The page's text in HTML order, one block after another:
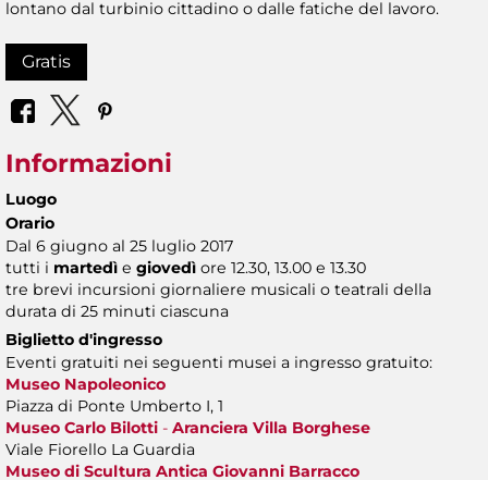
lontano dal turbinio cittadino o dalle fatiche del lavoro.
Gratis
Informazioni
Luogo
Orario
Dal 6 giugno al 25 luglio 2017
tutti i martedì e giovedì ore 12.30, 13.00 e 13.30
tre brevi incursioni giornaliere musicali o teatrali della
durata di 25 minuti ciascuna
Biglietto d'ingresso
Eventi gratuiti nei seguenti musei a ingresso gratuito:
Museo Napoleonico
Piazza di Ponte Umberto I, 1
Museo Carlo Bilotti - Aranciera Villa Borghese
Viale Fiorello La Guardia
Museo di Scultura Antica Giovanni Barracco